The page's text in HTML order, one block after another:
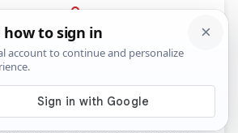
PRIJAVA
Video Komentari
u 'Zvezdama Granda'
može li pobijediti na